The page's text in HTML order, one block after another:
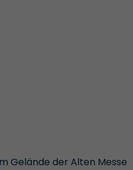
Gelände der Alten Messe